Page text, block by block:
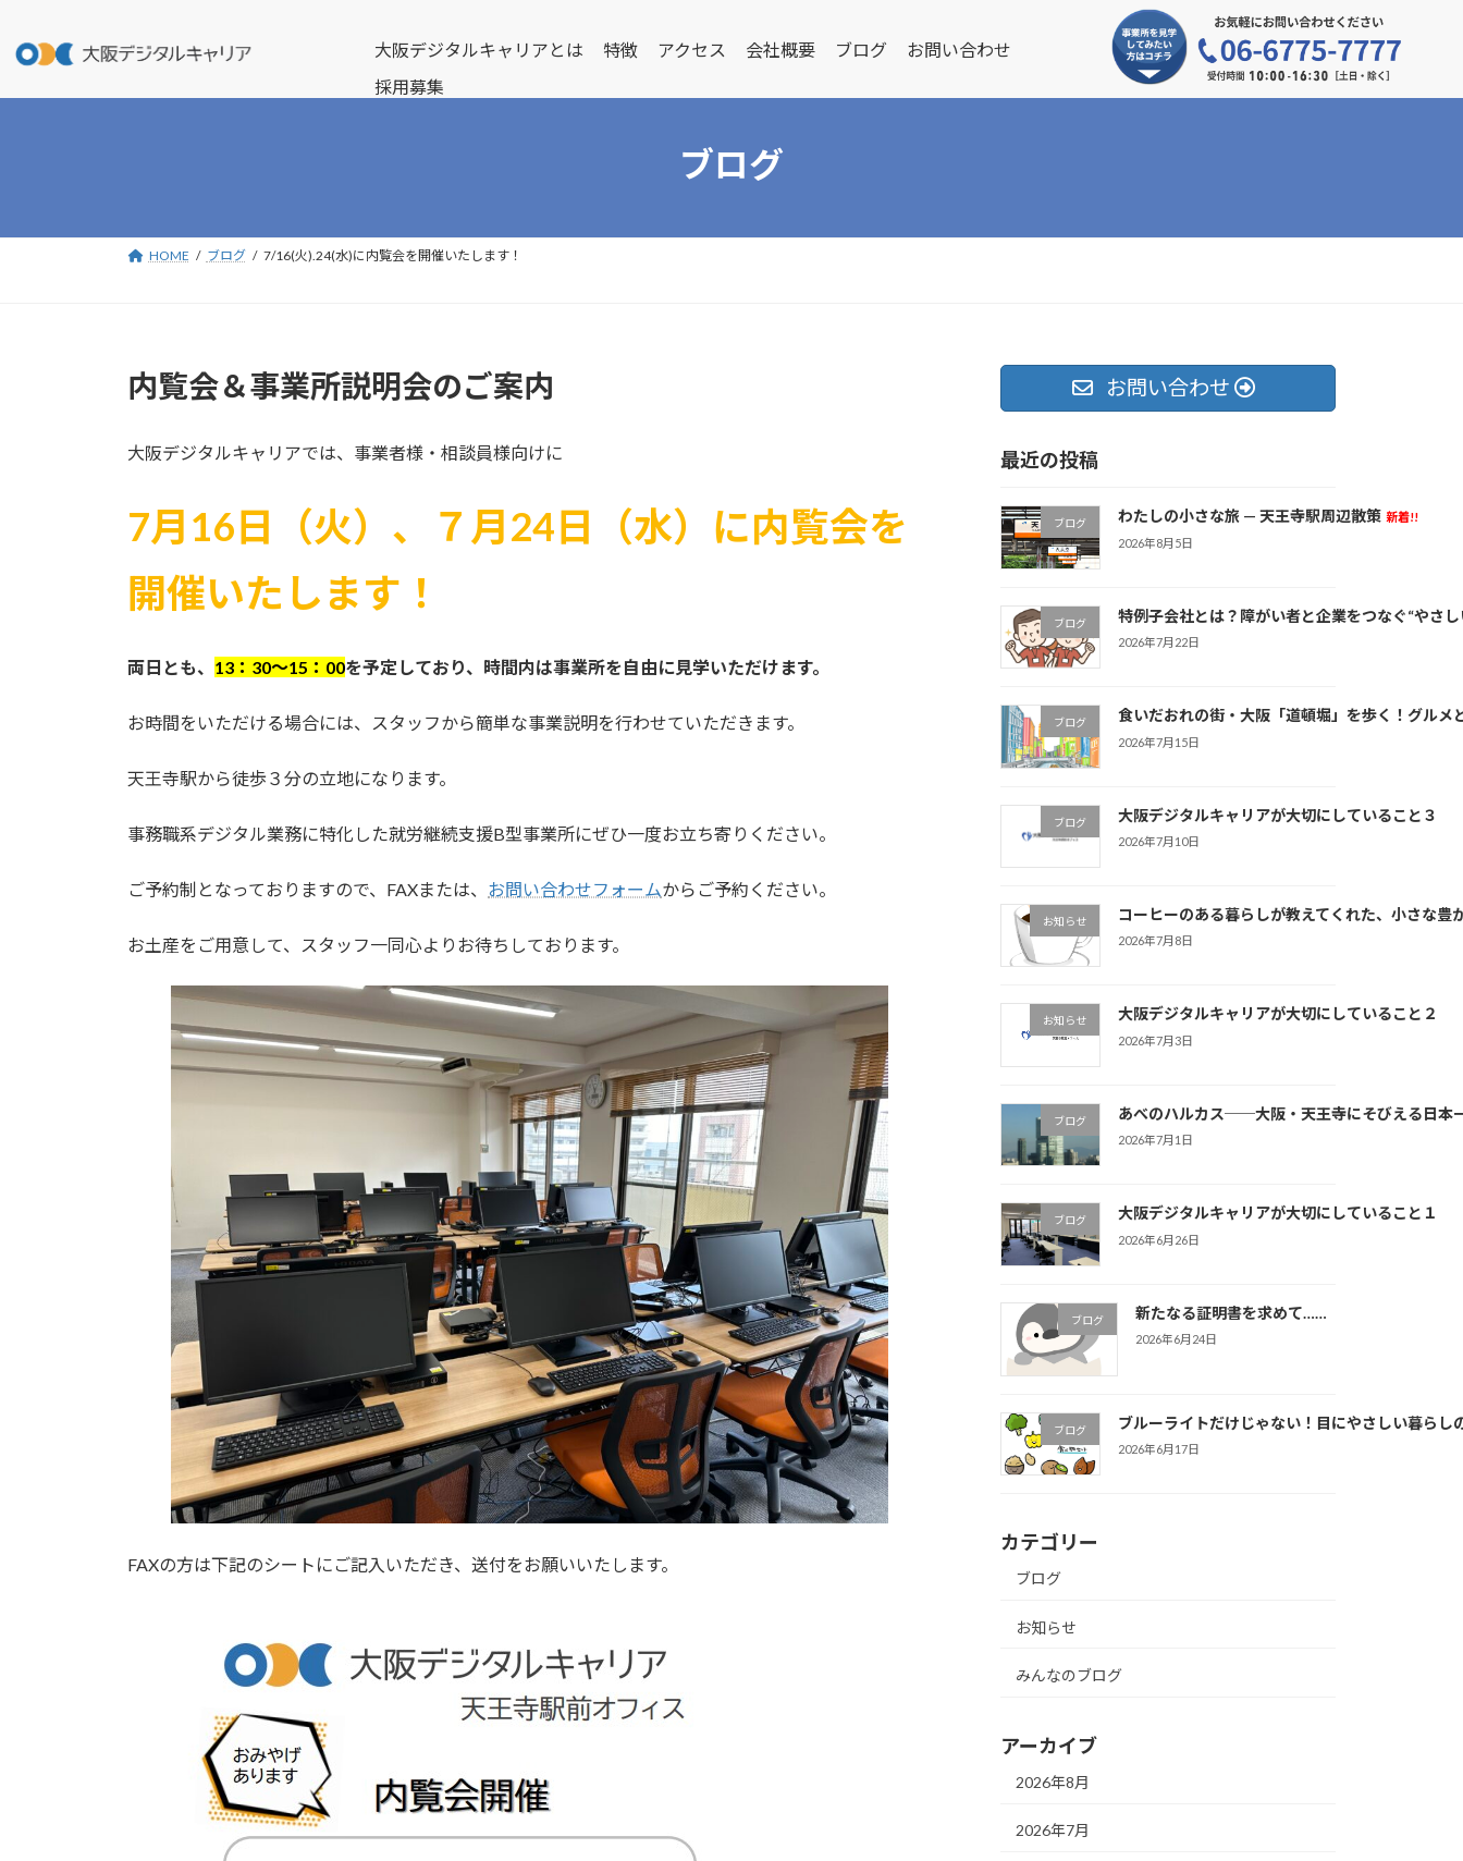
テ
ゲ
大阪デジタルキャリアとは 特徴 アクセス 会社概要 ブログ
お問い合わせ
採用募集
ブログ
HOME ブログ 7/16(火).24(水)に内覧会を開催いたします！
内覧会＆事業所説明会のご案内
大阪デジタルキャリアでは、事業者様・相談員様向けに
7月16日（火）、７月24日（水）に内覧会を
開催いたします！
両日とも、 13：30～15：00を予定しており、時間内は事業所を自由に見学いただけます。
お時間をいただける場合には、スタッフから簡単な事業説明を行わせていただきます。
天王寺駅から徒歩３分の立地になります。
事務職系デジタル業務に特化した就労継続支援B型事業所にぜひ一度お立ち寄りください。
ご予約制となっておりますので、FAXまたは、 お問い合わせフォームからご予約ください。
お土産をご用意して、スタッフ一同心よりお待ちしております。
FAXの方は下記のシートにご記入いただき、送付をお願いいたします。
お問い合わせ
最近の投稿
ブログ わたしの小さな旅 — 天王寺駅周辺散策 新着!!
2026年8月5日
ブログ 特例子会社とは？障がい者と企業をつなぐ“やさ
2026年7月22日
ブログ 食いだおれの街・大阪「道頓堀」を歩く！グルメ
2026年7月15日
ブログ 大阪デジタルキャリアが大切にしていること３
2026年7月10日
お知らせ コーヒーのある暮らしが教えてくれた、小さな豊
2026年7月8日
お知らせ 大阪デジタルキャリアが大切にしていること２
2026年7月3日
ブログ あべのハルカス──大阪・天王寺にそびえる日本
2026年7月1日
ブログ 大阪デジタルキャリアが大切にしていること１
2026年6月26日
ブログ 新たなる証明書を求めて……
2026年6月24日
ブログ ブルーライトだけじゃない！目にやさしい暮らし
2026年6月17日
カテゴリー
ブログ
お知らせ
みんなのブログ
アーカイブ
2026年8月
2026年7月